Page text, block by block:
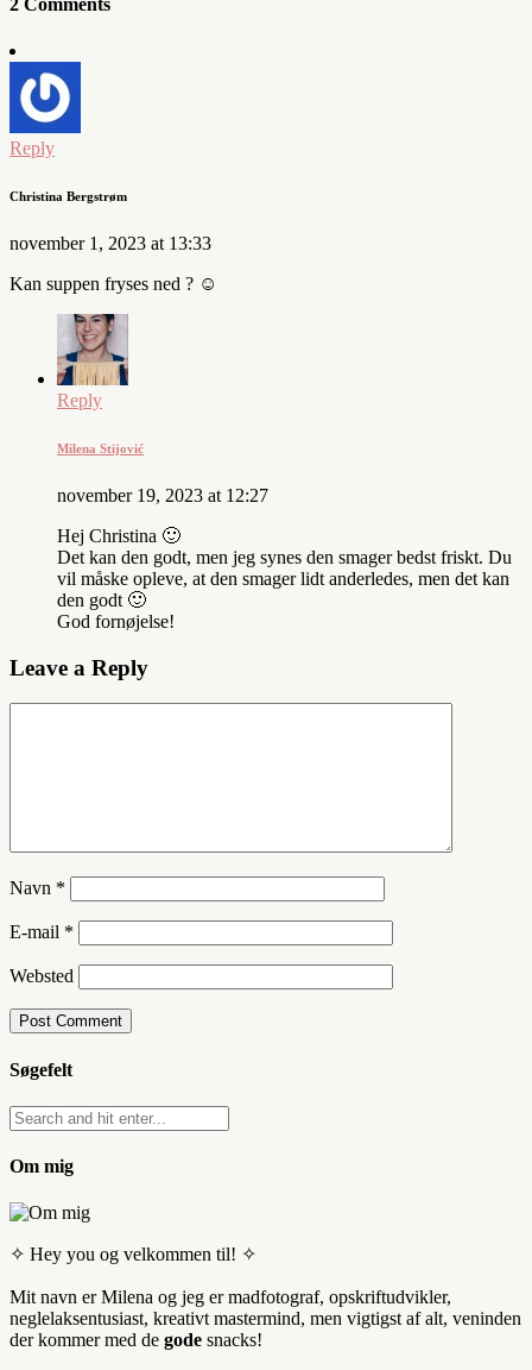
Reply
Christina Bergstrøm
november 1, 2023 at 13:33
Kan suppen fryses ned ? ☺️
Reply
Milena Stijović
november 19, 2023 at 12:27
Hej Christina 🙂
Det kan den godt, men jeg synes den smager bedst friskt. Du
vil måske opleve, at den smager lidt anderledes, men det kan
den godt 🙂
God fornøjelse!
Leave a Reply
Navn *
E-mail *
Websted
Søgefelt
Om mig
✧ Hey you og velkommen til! ✧
Mit navn er Milena og jeg er madfotograf, opskriftudvikler,
neglelaksentusiast, kreativt mastermind, men vigtigst af alt, veninden
der kommer med de gode snacks!